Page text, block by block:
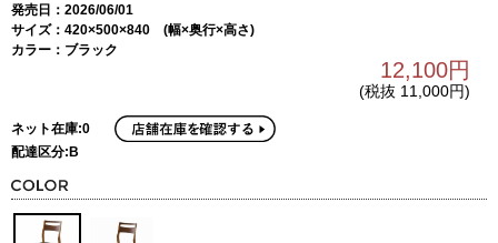
発売日：2026/06/01
サイズ：420×500×840 (幅×奥行×高さ)
カラー：ブラック
12,100円
(税抜 11,000円)
ネット在庫:0
配達区分:B